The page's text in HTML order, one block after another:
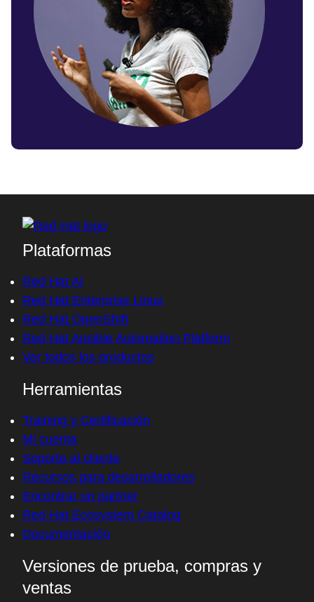
Plataformas
Red Hat AI
Red Hat Enterprise Linux
Red Hat OpenShift
Red Hat Ansible Automation Platform
Ver todos los productos
Herramientas
Training y Certificación
Mi cuenta
Soporte al cliente
Recursos para desarrolladores
Encontrar un partner
Red Hat Ecosystem Catalog
Documentación
Versiones de prueba, compras y
ventas